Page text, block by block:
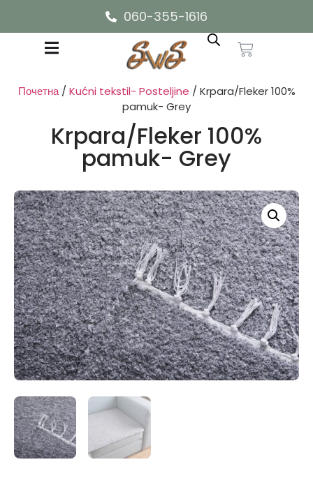
060-355-1616
Почетна/Kućni tekstil- Posteljine / Krpara/Fleker 100%
pamuk- Grey
Krpara/Fleker 100%
pamuk- Grey